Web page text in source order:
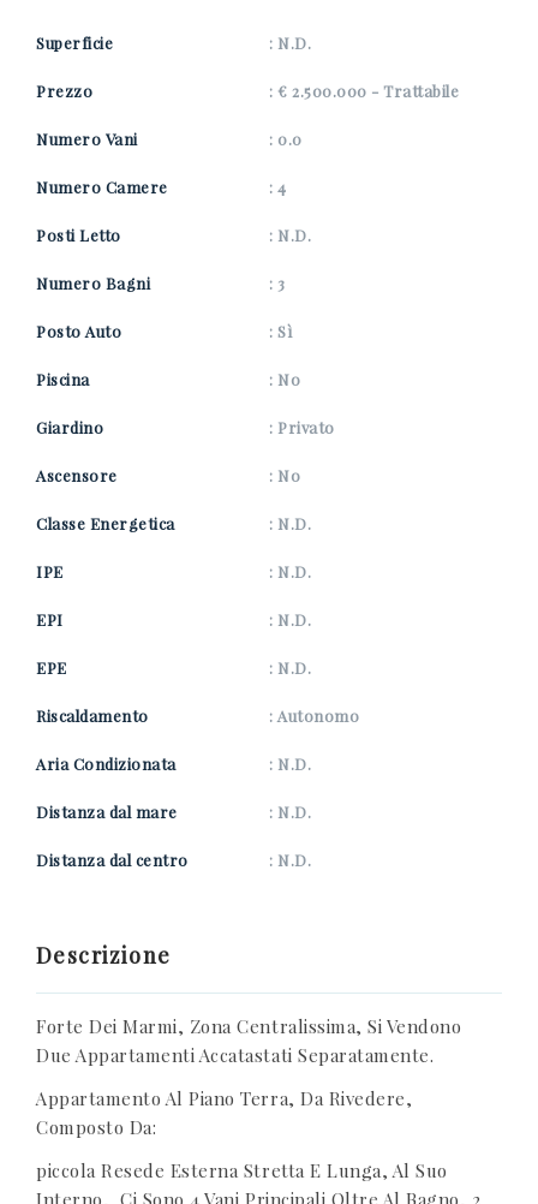
Superficie : N.D.
Prezzo : € 2.500.000 - Trattabile
Numero Vani : 0.0
Numero Camere : 4
Posti Letto : N.D.
Numero Bagni : 3
Posto Auto : Sì
Piscina : No
Giardino : Privato
Ascensore : No
Classe Energetica : N.D.
IPE : N.D.
EPI : N.D.
EPE : N.D.
Riscaldamento : Autonomo
Aria Condizionata : N.D.
Distanza dal mare : N.D.
Distanza dal centro : N.D.
Descrizione
Forte Dei Marmi, Zona Centralissima, Si Vendono
Due Appartamenti Accatastati Separatamente.
Appartamento Al Piano Terra, Da Rivedere,
Composto Da:
piccola Resede Esterna Stretta E Lunga, Al Suo
Interno, Ci Sono 4 Vani Principali Oltre Al Bagno, 2
dell'informativa Privacy
Ricevi immobili simili a questo da Nuova Zarri.
*Controllo Antispam: qual è il numero fra 4 e 6?